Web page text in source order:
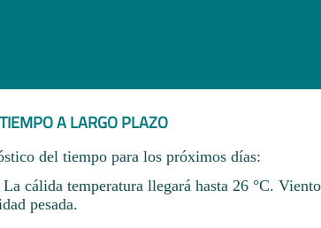
A LARGO PLAZO
del tiempo para los próximos días:
cálida temperatura llegará hasta 26 °C.
pesada.